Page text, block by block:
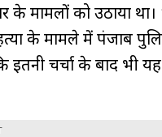
मामलों को उठाया
के मामले में पंजाब
इतनी चर्चा के बाद भी